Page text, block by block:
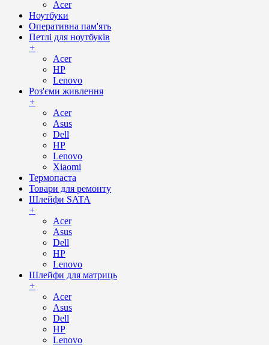
Acer
Ноутбуки
Оперативна пам'ять
Петлі для ноутбуків
+
Acer
HP
Lenovo
Роз'єми живлення
+
Acer
Asus
Dell
HP
Lenovo
Xiaomi
Термопаста
Товари для ремонту
Шлейфи SATA
+
Acer
Asus
Dell
HP
Lenovo
Шлейфи для матриць
+
Acer
Asus
Dell
HP
Lenovo